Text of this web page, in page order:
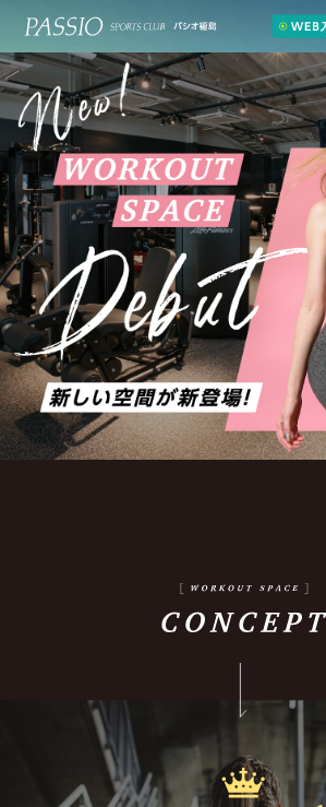
総合トップページ
福島店トップページ
フィットネス
ヨガ
スイミングスクール
ジュニアスクール
ダンススクール
プログラム
館内案内